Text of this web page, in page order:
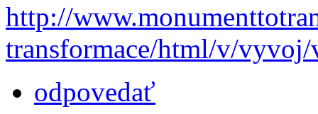
http://
transformace/html/v/
odpovedať